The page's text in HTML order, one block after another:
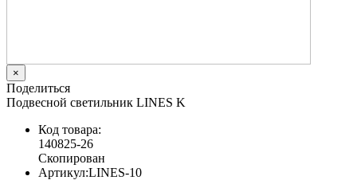
×
Поделиться
Подвесной светильник LINES K
Код товара:
140825-26
Скопирован
Артикул:LINES-10